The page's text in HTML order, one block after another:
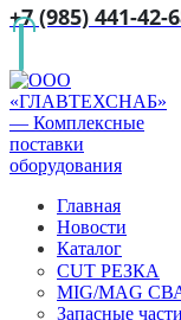
+7 (985) 441-42-
Главная
Новости
Каталог
CUT РЕЗКА
MIG/MAG
Запасные